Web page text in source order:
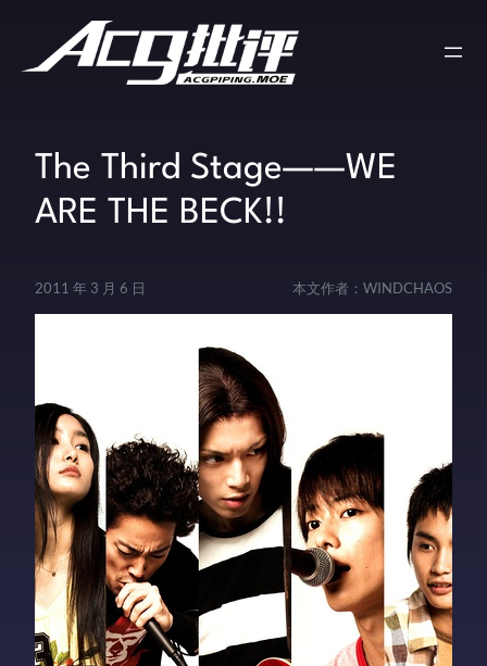
The Third Stage——WE
ARE THE BECK!!
2011 年 3 月 6 日 本文作者： WINDCHAOS